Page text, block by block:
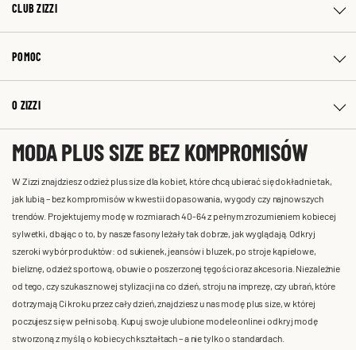
CLUB ZIZZI
POMOC
O ZIZZI
MODA PLUS SIZE BEZ KOMPROMISÓW
W Zizzi znajdziesz odzież plus size dla kobiet, które chcą ubierać się dokładnie tak,
jak lubią – bez kompromisów w kwestii dopasowania, wygody czy najnowszych
trendów. Projektujemy modę w rozmiarach 40-64 z pełnym zrozumieniem kobiecej
sylwetki, dbając o to, by nasze fasony leżały tak dobrze, jak wyglądają. Odkryj
szeroki wybór produktów: od sukienek, jeansów i bluzek, po stroje kąpielowe,
bieliznę, odzież sportową, obuwie o poszerzonej tęgości oraz akcesoria. Niezależnie
od tego, czy szukasz nowej stylizacji na co dzień, stroju na imprezę, czy ubrań, które
dotrzymają Ci kroku przez cały dzień, znajdziesz u nas modę plus size, w której
poczujesz się w pełni sobą. Kupuj swoje ulubione modele online i odkryj modę
stworzoną z myślą o kobiecych kształtach – a nie tylko o standardach.